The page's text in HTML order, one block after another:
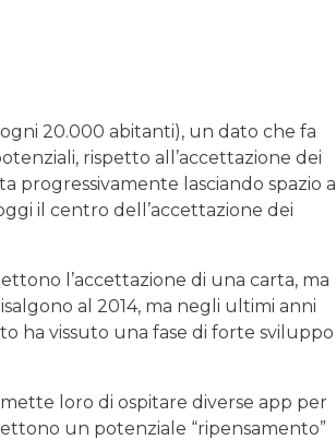
ogni 20.000 abitanti), un dato che fa
rispetto all’accettazione dei
progressivamente lasciando spazio a
il centro dell’accettazione dei
l’accettazione di una carta, ma
al 2014, ma negli ultimi anni
ha vissuto una fase di forte sviluppo
loro di ospitare diverse app per
un potenziale “ripensamento”